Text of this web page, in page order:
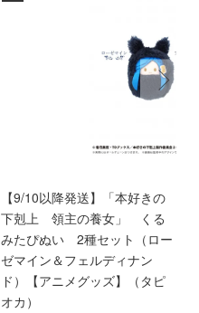
【9/10以降発送】「本好きの
下剋上 領主の養女」 くる
みたぴぬい 2種セット（ロー
ゼマイン＆フェルディナン
ド）【アニメグッズ】（タピ
オカ）